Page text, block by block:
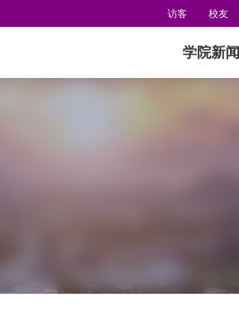
访客 校友
学院新闻